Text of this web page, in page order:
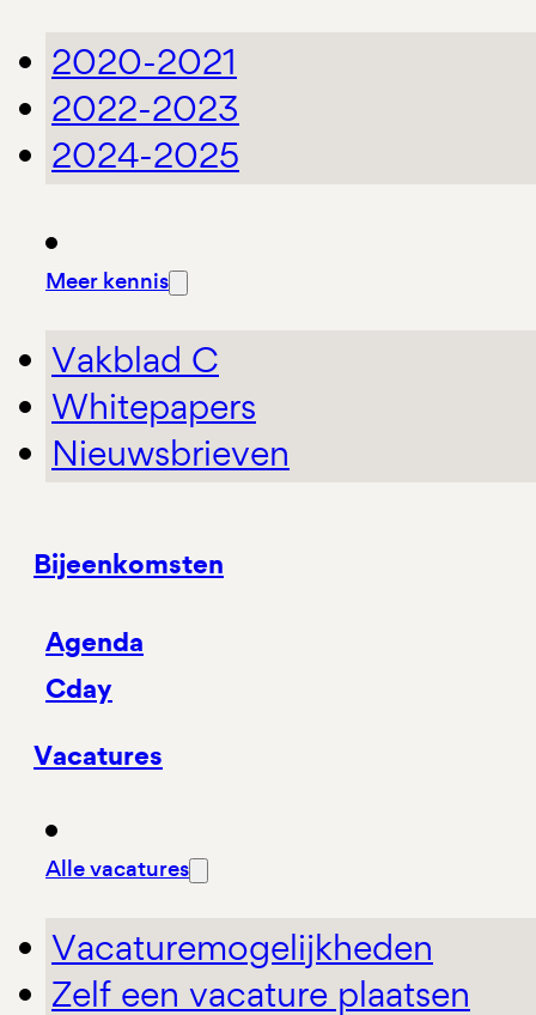
2020-2021
2022-2023
2024-2025
Meer kennis
Vakblad C
Whitepapers
Nieuwsbrieven
Bijeenkomsten
Agenda
Cday
Vacatures
Alle vacatures
Vacaturemogelijkheden
Zelf een vacature plaatsen